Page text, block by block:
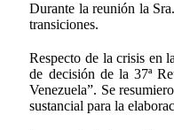
Durante la reunión la
transiciones.
Respecto de la crisis en
de decisión de la 37ª
Venezuela”. Se
sustancial para la